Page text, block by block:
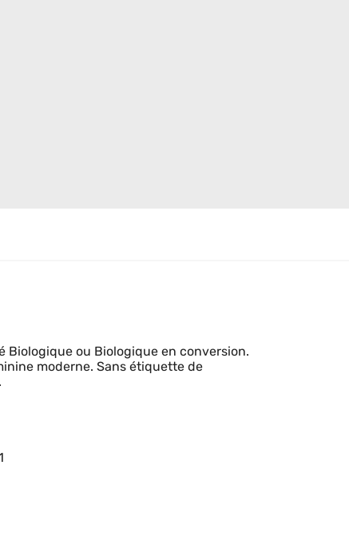
Biologique ou Biologique en conversion.
moderne. Sans étiquette de